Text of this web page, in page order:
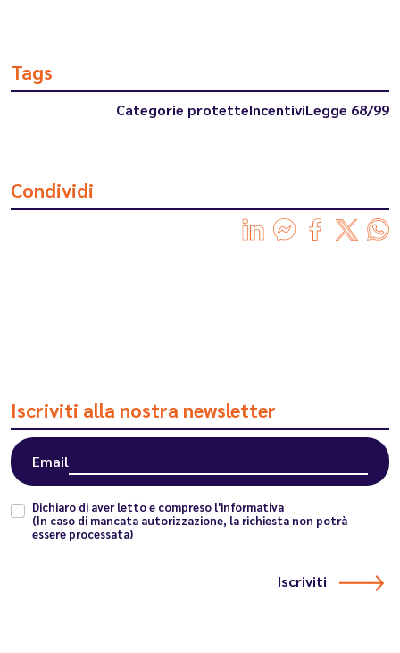
Tags
Categorie protetteIncentiviLegge 68/99
Condividi
Iscriviti alla nostra newsletter
Email
Dichiaro di aver letto e compreso l'informativa
(In caso di mancata autorizzazione, la richiesta non potrà
essere processata)
Iscriviti